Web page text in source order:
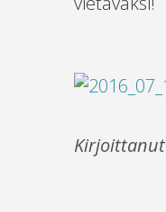
Kirjoittanut